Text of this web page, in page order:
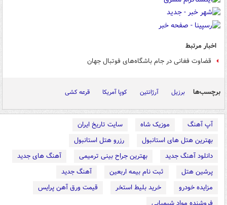
اخبار مرتبط
قضاوت فغانی در جام باشگاه‌های فوتبال جهان
برچسب‌ها برزیل آرژانتین کوپا آمریکا قرعه کشی
آپ آهنگ موزیک شاه
سایت تاریخ ایران
بهترین هتل های استانبول
رزرو هتل استانبول
دانلود آهنگ جدید
بهترین جراح بینی ترمیمی
آهنگ های جدید
پرشین هتل
ثبت نام بیمه اربعین
آهنگ جدید
مزایده خودرو
خرید بلیط استخر
قیمت ورق آهن پرایس